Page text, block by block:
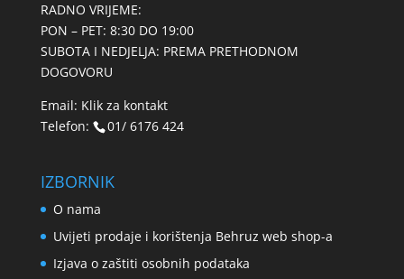
RADNO VRIJEME:
PON – PET: 8:30 DO 19:00
SUBOTA I NEDJELJA: PREMA PRETHODNOM
DOGOVORU
Email: Klik za kontakt
Telefon:
01/ 6176 424
IZBORNIK
O nama
Uvijeti prodaje i korištenja Behruz web shop-a
Izjava o zaštiti osobnih podataka